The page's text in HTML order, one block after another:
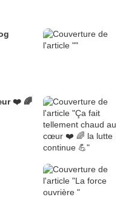
❤️ 🌈